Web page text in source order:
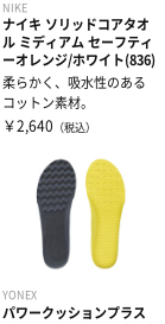
NIKE
ナイキ ソリッドコアタオ
ル ミディアム セーフティ
ーオレンジ/ホワイト(836)
柔らかく、吸水性のある
コットン素材。
￥2,640 （税込）
YONEX
パワークッションプラス